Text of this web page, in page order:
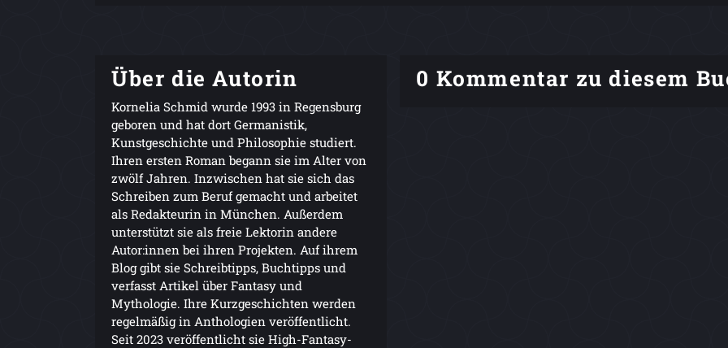
Über die Autorin
Kornelia Schmid wurde 1993 in Regensburg
geboren und hat dort Germanistik,
Kunstgeschichte und Philosophie studiert.
Ihren ersten Roman begann sie im Alter von
zwölf Jahren. Inzwischen hat sie sich das
Schreiben zum Beruf gemacht und arbeitet
als Redakteurin in München. Außerdem
unterstützt sie als freie Lektorin andere
Autor:innen bei ihren Projekten. Auf ihrem
Blog gibt sie Schreibtipps, Buchtipps und
verfasst Artikel über Fantasy und
Mythologie. Ihre Kurzgeschichten werden
regelmäßig in Anthologien veröffentlicht.
Seit 2023 veröffentlicht sie High-Fantasy-
0 Kommentar zu diesem